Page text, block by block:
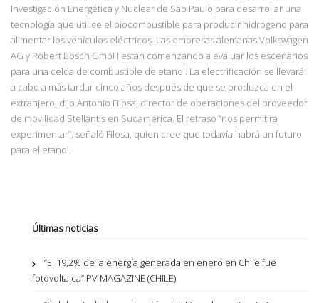
Investigación Energética y Nuclear de São Paulo para desarrollar una
tecnología que utilice el biocombustible para producir hidrógeno para
alimentar los vehículos eléctricos. Las empresas alemanas Volkswagen
AG y Robert Bosch GmbH están comenzando a evaluar los escenarios
para una celda de combustible de etanol. La electrificación se llevará
a cabo a más tardar cinco años después de que se produzca en el
extranjero, dijo Antonio Filosa, director de operaciones del proveedor
de movilidad Stellantis en Sudamérica. El retraso “nos permitirá
experimentar”, señaló Filosa, quien cree que todavía habrá un futuro
para el etanol.
Últimas noticias
“El 19,2% de la energía generada en enero en Chile fue
fotovoltaica” PV MAGAZINE (CHILE)